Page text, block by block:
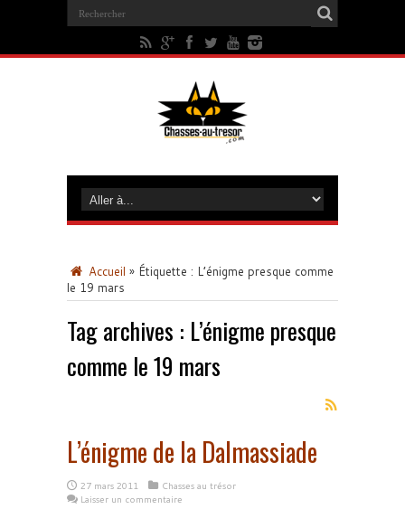
Accueil » Étiquette : L’énigme presque comme
le 19 mars
Tag archives : L’énigme presque
comme le 19 mars
L’énigme de la Dalmassiade
27 mars 2011
Chasses au trésor
Laisser un commentaire